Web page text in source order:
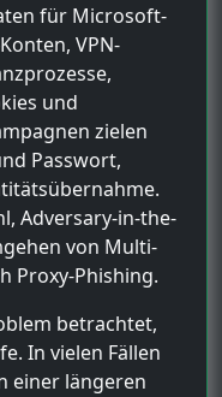
für Microsoft-
VPN-
und
zielen
Passwort,
Adversary-in-the-
von Multi-
Proxy-Phishing.
betrachtet,
In vielen Fällen
einer längeren